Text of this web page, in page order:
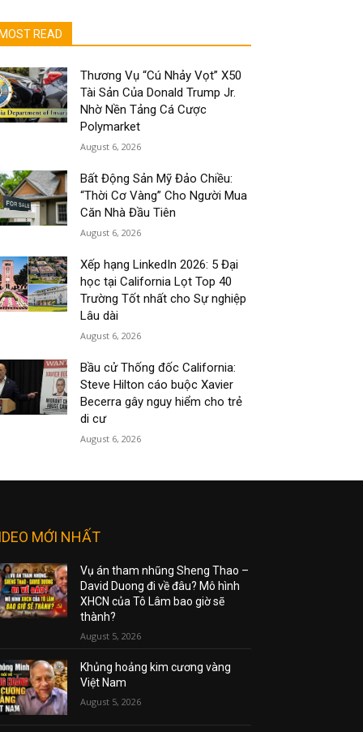
MOST READ
Thương Vụ “Cú Nhảy Vọt” X50
Tài Sản Của Donald Trump Jr.
Nhờ Nền Tảng Cá Cược
Polymarket
August 6, 2026
Bất Động Sản Mỹ Đảo Chiều:
“Thời Cơ Vàng” Cho Người Mua
Căn Nhà Đầu Tiên
August 6, 2026
Xếp hạng LinkedIn 2026: 5 Đại
học tại California Lọt Top 40
Trường Tốt nhất cho Sự nghiệp
Lâu dài
August 6, 2026
Bầu cử Thống đốc California:
Steve Hilton cáo buộc Xavier
Becerra gây nguy hiểm cho trẻ
di cư
August 6, 2026
MỚI NHẤT
Vụ án tham nhũng Sheng Thao –
David Duong đi về đâu? Mô hình
XHCN của Tô Lâm bao giờ sẽ
thành?
August 5, 2026
Khủng hoảng kim cương vàng
Việt Nam
August 5, 2026